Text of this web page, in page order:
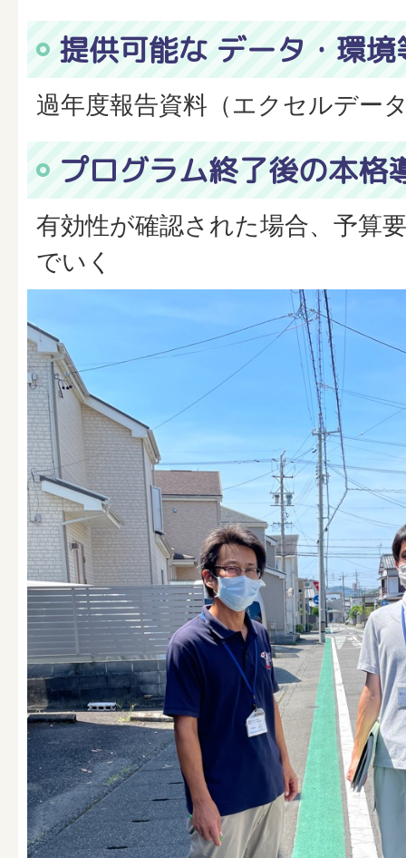
提供可能な データ・環境
過年度報告資料（エクセルデー
プログラム終了後の本格
有効性が確認された場合、予算
でいく